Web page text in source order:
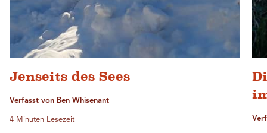
Jenseits des Sees
Verfasst von Ben Whisenant
4 Minuten Lesezeit